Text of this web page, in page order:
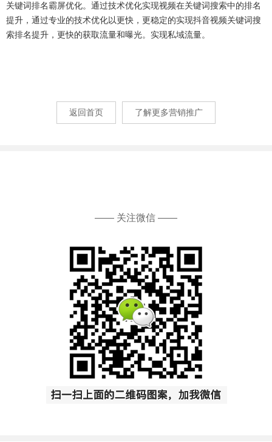
关键词排名霸屏优化。通过技术优化实现视频在关键词搜索中的排名
提升，通过专业的技术优化以更快，更稳定的实现抖音视频关键词搜
索排名提升，更快的获取流量和曝光。实现私域流量。
返回首页 了解更多营销推广
—— 关注微信 ——